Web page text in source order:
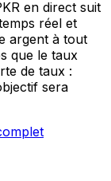
en direct suit
réel et
argent à tout
que le taux
de taux :
sera